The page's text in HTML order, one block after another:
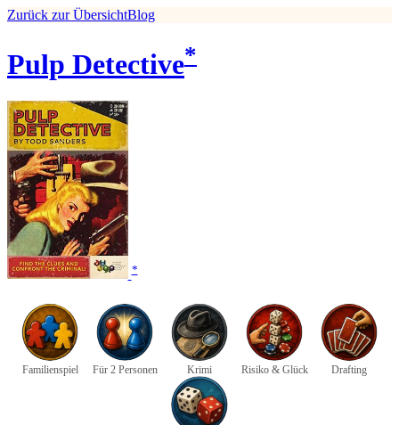
Zurück zur ÜbersichtBlog
Pulp Detective*
*
Familienspiel Für 2 Personen Krimi Risiko & Glück Drafting